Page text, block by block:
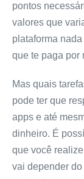
pontos
valores que
plataforma
que te paga por
Mas quais
pode ter que
apps e até
dinheiro. É
que você
vai depender